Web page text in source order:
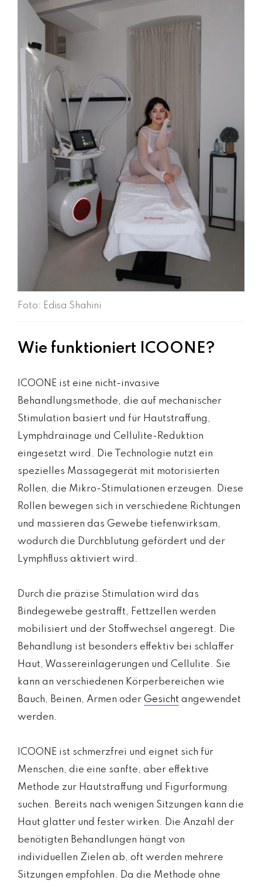
Foto: Edisa Shahini
Wie funktioniert ICOONE?
ICOONE ist eine nicht-invasive
Behandlungsmethode, die auf mechanischer
Stimulation basiert und für Hautstraffung,
Lymphdrainage und Cellulite-Reduktion
eingesetzt wird. Die Technologie nutzt ein
spezielles Massagegerät mit motorisierten
Rollen, die Mikro-Stimulationen erzeugen. Diese
Rollen bewegen sich in verschiedene Richtungen
und massieren das Gewebe tiefenwirksam,
wodurch die Durchblutung gefördert und der
Lymphfluss aktiviert wird.
Durch die präzise Stimulation wird das
Bindegewebe gestrafft, Fettzellen werden
mobilisiert und der Stoffwechsel angeregt. Die
Behandlung ist besonders effektiv bei schlaffer
Haut, Wassereinlagerungen und Cellulite. Sie
kann an verschiedenen Körperbereichen wie
Bauch, Beinen, Armen oder Gesicht angewendet
werden.
ICOONE ist schmerzfrei und eignet sich für
Menschen, die eine sanfte, aber effektive
Methode zur Hautstraffung und Figurformung
suchen. Bereits nach wenigen Sitzungen kann die
Haut glatter und fester wirken. Die Anzahl der
benötigten Behandlungen hängt von
individuellen Zielen ab, oft werden mehrere
Sitzungen empfohlen. Da die Methode ohne